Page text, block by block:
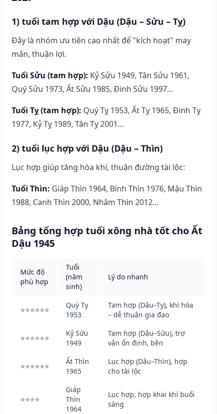
1) tuổi tam hợp với Dậu (Dậu – Sửu – Tỵ)
Đây là nhóm ưu tiên cao nhất để "kích hoạt" may
mắn, thuận lợi.
Tuổi Sửu (tam hợp): Kỷ Sửu 1949, Tân Sửu 1961,
Quý Sửu 1973, Ất Sửu 1985, Đinh Sửu 1997…
Tuổi Tỵ (tam hợp): Quý Tỵ 1953, Ất Tỵ 1965, Đinh Tỵ
1977, Kỷ Tỵ 1989, Tân Tỵ 2001…
2) tuổi lục hợp với Dậu (Dậu – Thìn)
Lục hợp giúp tăng hòa khí, thuận đường tài lộc:
Tuổi Thìn: Giáp Thìn 1964, Bính Thìn 1976, Mậu Thìn
1988, Canh Thìn 2000, Nhâm Thìn 2012…
Bảng tổng hợp tuổi xông nhà tốt cho Ất
Dậu 1945
Mức độ
phù hợp
Tuổi
(năm
sinh)
Lý do nhanh
⭐⭐⭐⭐⭐⭐
Quý Tỵ
1953
Tam hợp (Dậu–Tỵ), khí hòa
– dễ thuận gia đạo
⭐⭐⭐⭐⭐⭐
Kỷ Sửu
1949
Tam hợp (Dậu–Sửu), trợ
vận ổn định, bền
⭐⭐⭐⭐⭐⭐
Ất Thìn
1965
Lục hợp (Dậu–Thìn), hợp
cho tài lộc
⭐⭐⭐⭐
Giáp
Thìn
1964
Lục hợp, hợp khai khí buổi
sáng